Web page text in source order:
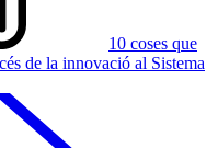
10 coses que
de la innovació al Sistema